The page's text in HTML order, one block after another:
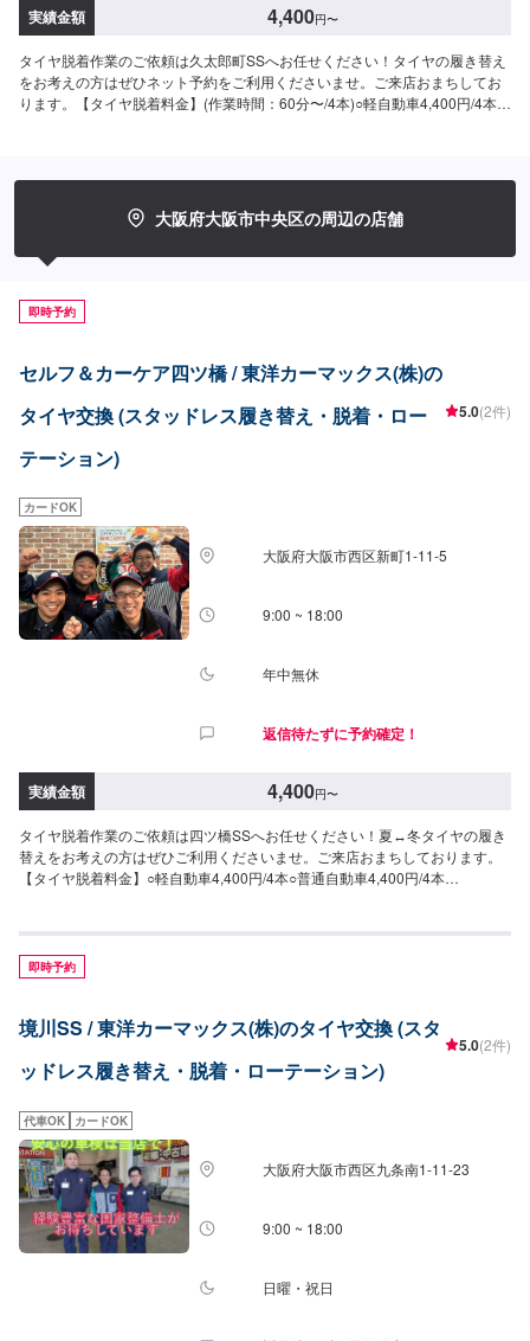
実績金額 4,400円〜
タイヤ脱着作業のご依頼は久太郎町SSへお任せください！タイヤの履き替え
をお考えの方はぜひネット予約をご利用くださいませ。ご来店おまちしてお
ります。【タイヤ脱着料金】(作業時間：60分〜/4本)○軽自動車4,400円/4本○
大阪府大阪市中央区の周辺の店舗
即時予約
セルフ＆カーケア四ツ橋 / 東洋カーマックス(株)の
タイヤ交換 (スタッドレス履き替え・脱着・ロー
テーション)
5.0(2件)
カードOK
大阪府大阪市西区新町1-11-5
9:00 ~ 18:00
年中無休
返信待たずに予約確定！
実績金額 4,400円〜
タイヤ脱着作業のご依頼は四ツ橋SSへお任せください！夏↔︎冬タイヤの履き
替えをお考えの方はぜひご利用くださいませ。ご来店おまちしております。
【タイヤ脱着料金】○軽自動車4,400円/4本○普通自動車4,400円/4本
即時予約
境川SS / 東洋カーマックス(株)のタイヤ交換 (スタ
ッドレス履き替え・脱着・ローテーション)
5.0(2件)
代車OK カードOK
大阪府大阪市西区九条南1-11-23
9:00 ~ 18:00
日曜・祝日